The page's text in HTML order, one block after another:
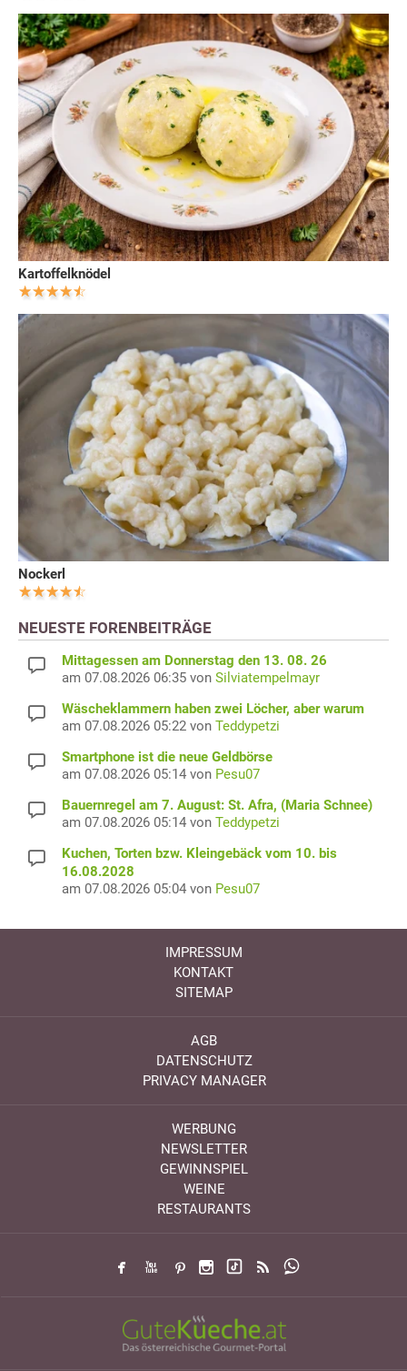
Kartoffelknödel
Nockerl
NEUESTE FORENBEITRÄGE
Mittagessen am Donnerstag den 13. 08. 26
am 07.08.2026 06:35 von Silviatempelmayr
Wäscheklammern haben zwei Löcher, aber warum
am 07.08.2026 05:22 von Teddypetzi
Smartphone ist die neue Geldbörse
am 07.08.2026 05:14 von Pesu07
Bauernregel am 7. August: St. Afra, (Maria Schnee)
am 07.08.2026 05:14 von Teddypetzi
Kuchen, Torten bzw. Kleingebäck vom 10. bis
16.08.2028
am 07.08.2026 05:04 von Pesu07
IMPRESSUM
KONTAKT
SITEMAP
AGB
DATENSCHUTZ
PRIVACY MANAGER
WERBUNG
NEWSLETTER
GEWINNSPIEL
WEINE
RESTAURANTS